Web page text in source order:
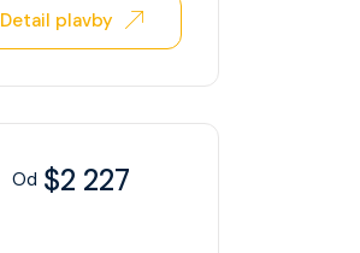
Detail plavby
Od $2 227